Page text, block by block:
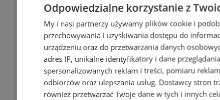
Odpowiedzialne korzystanie z
My i nasi partnerzy używamy plików cookie i
przechowywania i uzyskiwania dostępu do
urządzeniu oraz do przetwarzania danych
adres IP, unikalne identyfikatory i dane
spersonalizowanych reklam i treści, pomiaru
odbiorców oraz ulepszania usług. Dostawcy stron
również przetwarzać Twoje dane w tych i innych